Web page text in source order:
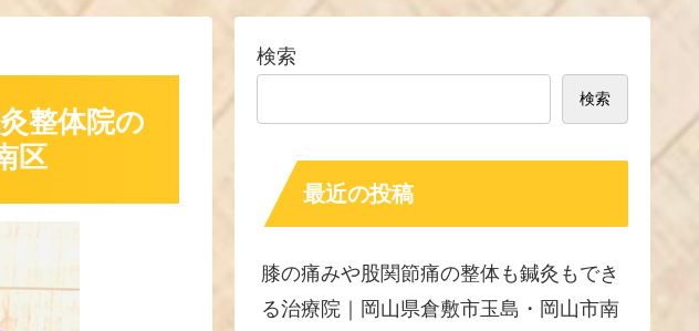
整体院の
区
検索
検索
最近の投稿
膝の痛みや股関節痛の整体も鍼灸もでき
る治療院｜岡山県倉敷市玉島・岡山市南